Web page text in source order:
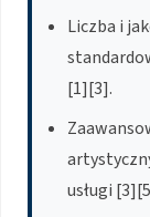
Liczba i
[1][3].
usługi